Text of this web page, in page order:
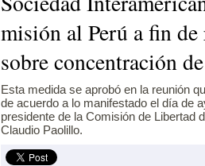
misión al Perú a fin
sobre concentración
Esta medida se aprobó en la reunión
de acuerdo a lo manifestado el día de
presidente de la Comisión de Libertad
Claudio Paolillo.